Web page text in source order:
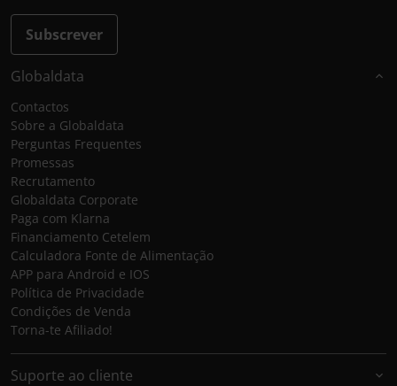
Subscrever
Globaldata
Contactos
Sobre a Globaldata
Perguntas Frequentes
Promessas
Recrutamento
Globaldata Corporate
Paga com Klarna
Financiamento Cetelem
Calculadora Fonte de Alimentação
APP para Android e IOS
Política de Privacidade
Condições de Venda
Torna-te Afiliado!
Suporte ao cliente